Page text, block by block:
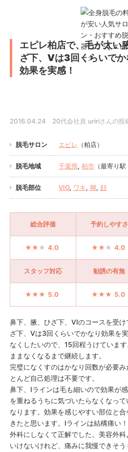
エピレ柏店で、毛が太い
ざ下、Vは3回くらいでか
効果を実感！
2016.04.24 20代会社員 uririさんの投
脱毛サロン エピレ （柏店）
脱毛地域 千葉県, 柏市 （最寄り駅
脱毛部位 VIO, ワキ, 脚, 顔
総合評価 予約しやすさ
4.0 4.0
スタッフ対応 勧誘の有無
5.0 5.0
鼻下、腋、ひざ下、VIのコースを受
ざ下、Vは3回くらいでかなり効果を
なくしたいので、15回程うけていま
ままなくなるまで継続します。
完璧になくすのはかなり回数が必要
とんど自己処理は不要です。
鼻下、Iラインは毛も細いので効果が
を重ねるうちに気づいたらなくなっ
なります。効果を感じやすい部位と
きたと思います。Iラインは結構痛い
外科にしなくて正解でした。美容外
いけないけれど、痛みに我慢できそ